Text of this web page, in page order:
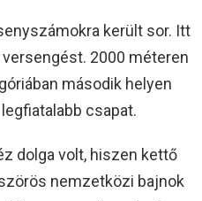
került sor. Itt
2000 méteren
második helyen
csapat.
dolga volt, hiszen kettő
nemzetközi bajnok